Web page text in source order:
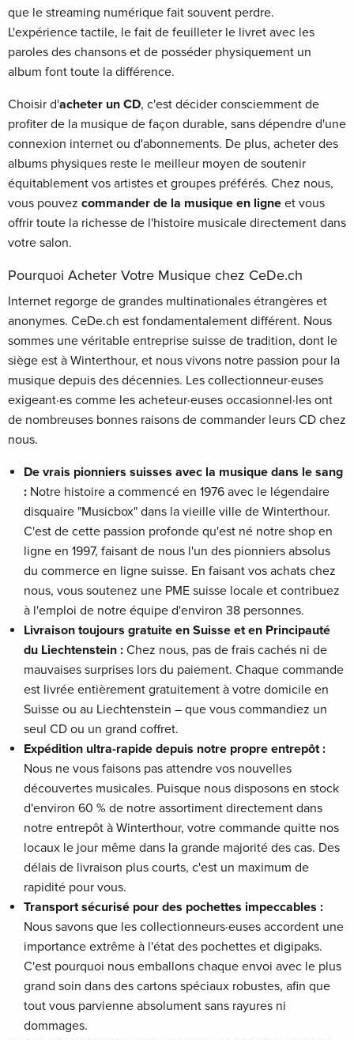
que le streaming numérique fait souvent perdre.
L'expérience tactile, le fait de feuilleter le livret avec les
paroles des chansons et de posséder physiquement un
album font toute la différence.
Choisir d'acheter un CD, c'est décider consciemment de
profiter de la musique de façon durable, sans dépendre d'une
connexion internet ou d'abonnements. De plus, acheter des
albums physiques reste le meilleur moyen de soutenir
équitablement vos artistes et groupes préférés. Chez nous,
vous pouvez commander de la musique en ligne et vous
offrir toute la richesse de l'histoire musicale directement dans
votre salon.
Pourquoi Acheter Votre Musique chez CeDe.ch
Internet regorge de grandes multinationales étrangères et
anonymes. CeDe.ch est fondamentalement différent. Nous
sommes une véritable entreprise suisse de tradition, dont le
siège est à Winterthour, et nous vivons notre passion pour la
musique depuis des décennies. Les collectionneur·euses
exigeant·es comme les acheteur·euses occasionnel·les ont
de nombreuses bonnes raisons de commander leurs CD chez
nous.
De vrais pionniers suisses avec la musique dans le sang
: Notre histoire a commencé en 1976 avec le légendaire
disquaire "Musicbox" dans la vieille ville de Winterthour.
C'est de cette passion profonde qu'est né notre shop en
ligne en 1997, faisant de nous l'un des pionniers absolus
du commerce en ligne suisse. En faisant vos achats chez
nous, vous soutenez une PME suisse locale et contribuez
à l'emploi de notre équipe d'environ 38 personnes.
Livraison toujours gratuite en Suisse et en Principauté
du Liechtenstein : Chez nous, pas de frais cachés ni de
mauvaises surprises lors du paiement. Chaque commande
est livrée entièrement gratuitement à votre domicile en
Suisse ou au Liechtenstein – que vous commandiez un
seul CD ou un grand coffret.
Expédition ultra-rapide depuis notre propre entrepôt :
Nous ne vous faisons pas attendre vos nouvelles
découvertes musicales. Puisque nous disposons en stock
d'environ 60 % de notre assortiment directement dans
notre entrepôt à Winterthour, votre commande quitte nos
locaux le jour même dans la grande majorité des cas. Des
délais de livraison plus courts, c'est un maximum de
rapidité pour vous.
Transport sécurisé pour des pochettes impeccables :
Nous savons que les collectionneurs·euses accordent une
importance extrême à l'état des pochettes et digipaks.
C'est pourquoi nous emballons chaque envoi avec le plus
grand soin dans des cartons spéciaux robustes, afin que
tout vous parvienne absolument sans rayures ni
dommages.